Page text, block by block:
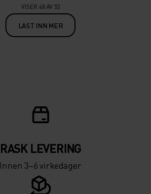
VISER 48 AV 53
LAST INN MER
RASK LEVERING
Innen 3–6 virkedager